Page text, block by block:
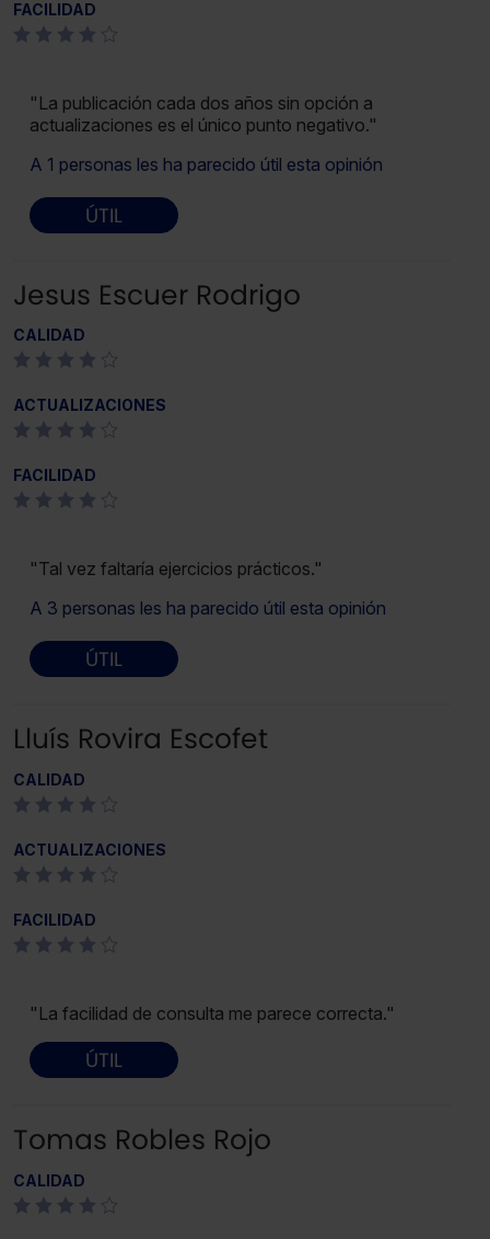
FACILIDAD
"La publicación cada dos años sin opción a
actualizaciones es el único punto negativo."
A 1 personas les ha parecido útil esta opinión
ÚTIL
Jesus Escuer Rodrigo
CALIDAD
ACTUALIZACIONES
FACILIDAD
"Tal vez faltaría ejercicios prácticos."
A 3 personas les ha parecido útil esta opinión
ÚTIL
Lluís Rovira Escofet
CALIDAD
ACTUALIZACIONES
FACILIDAD
"La facilidad de consulta me parece correcta."
ÚTIL
Tomas Robles Rojo
CALIDAD